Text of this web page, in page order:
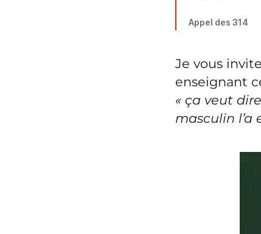
Appel des 314
Je vous
enseignant
« ça veut
masculin l’a